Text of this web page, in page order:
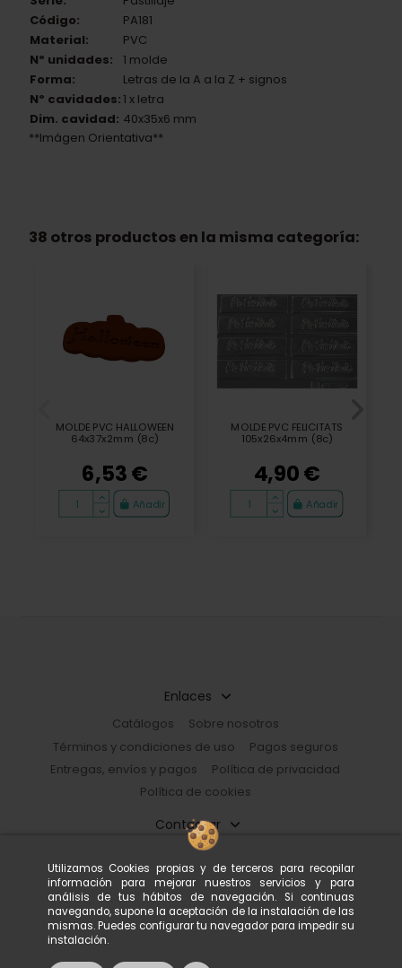
Utilizamos Cookies propias y de terceros para recopilar
información para mejorar nuestros servicios y para
análisis de tus hábitos de navegación. Si continuas
navegando, supone la aceptación de la instalación de las
mismas. Puedes configurar tu navegador para impedir su
instalación.
Código:
PA181
Material:
PVC
Nº unidades:
1 molde
Forma:
Letras de la A a la Z + signos
Nº cavidades: 1 x letra
Dim. cavidad: 40x35x6 mm
**Imágen Orientativa**
38 otros productos en la misma categoría:
MOLDE PVC HALLOWEEN
64x37x2mm (8c)
6,53 €
Añadir
MOLDE PVC FELICITATS
105x26x4mm (8c)
4,90 €
Añadir
Enlaces
Catálogos
Sobre nosotros
Términos y condiciones de uso
Pagos seguros
Entregas, envíos y pagos
Política de privacidad
Política de cookies
Contactar
Restorhome
Paseo de Guayaquil, 39 |08030 Barcelona, España
933 602 600
tienda@restorhome.es